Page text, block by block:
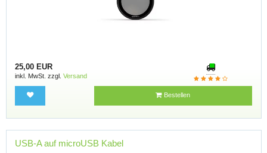
25,00 EUR
inkl. MwSt. zzgl. Versand
Bestellen
USB-A auf microUSB Kabel